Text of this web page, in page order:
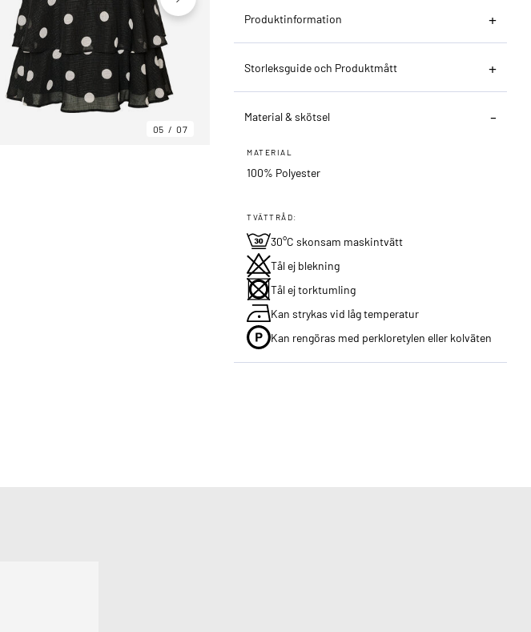
05 07
Produktinformation
Storleksguide och Produktmått
Material & skötsel
MATERIAL
100% Polyester
TVÄTTRÅD:
30°C skonsam maskintvätt
Tål ej blekning
Tål ej torktumling
Kan strykas vid låg temperatur
Kan rengöras med perkloretylen eller kolväten